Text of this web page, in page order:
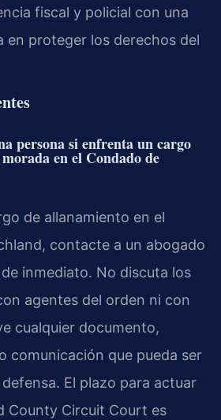
fiscal y policial con una
en proteger los derechos del
persona si enfrenta un cargo
en el Condado de
de allanamiento en el
contacte a un abogado
inmediato. No discuta los
agentes del orden ni con
cualquier documento,
comunicación que pueda ser
El plazo para actuar
County Circuit Court es